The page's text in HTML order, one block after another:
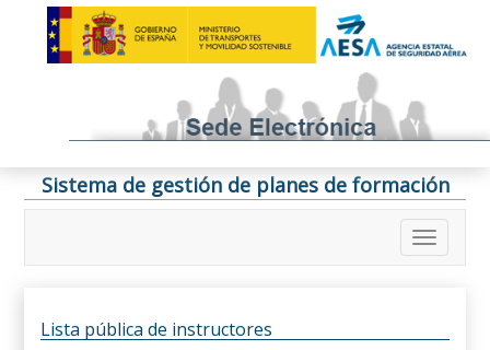
Sistema de gestión de planes de formación
Lista pública de instructores